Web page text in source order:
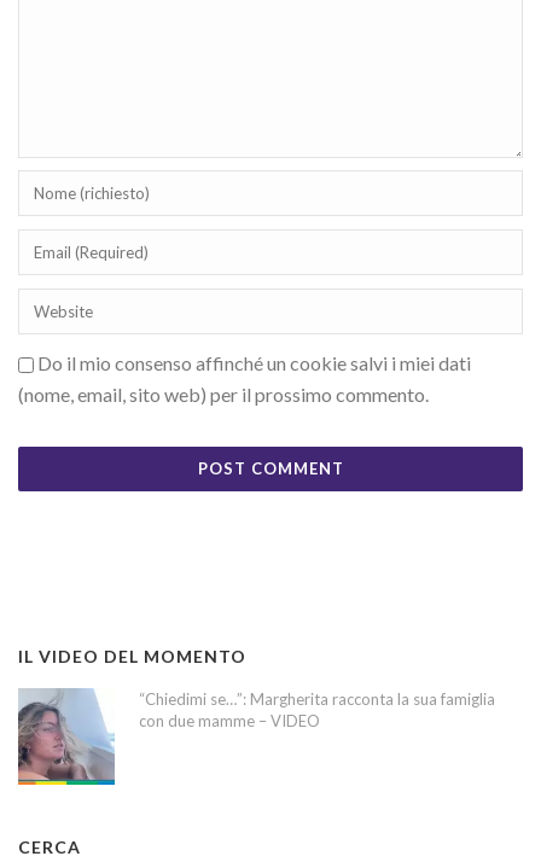
Do il mio consenso affinché un cookie salvi i miei dati
(nome, email, sito web) per il prossimo commento.
IL VIDEO DEL MOMENTO
“Chiedimi se…”: Margherita racconta la sua famiglia
con due mamme – VIDEO
CERCA